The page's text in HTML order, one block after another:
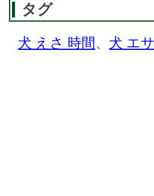
タグ
犬 えさ 時間、 犬 エ